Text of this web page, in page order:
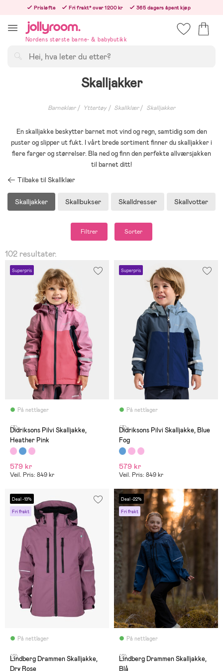
innehållet
Prisløfte Fri frakt* over 1200 kr
365 dagers åpent kjøp
Nordens største barne- & babybutikk
Skalljakker
Barneklær Yttertøy Skallklær Skalljakker
En skalljakke beskytter barnet mot vind og regn, samtidig som den
puster og slipper ut fukt. I vårt brede sortiment finner du skalljakker i
flere farger og størrelser. Bla ned og finn den perfekte allværsjakken
til barnet ditt!
Tilbake til Skallklær
Skalljakker Skallbukser Skalldresser Skallvotter
Filtrer Sorter
102 resultater.
Superpris
På nettlager
(3)
Didriksons Pilvi Skalljakke,
Heather Pink
579 kr
Veil. Pris: 849 kr
Superpris
På nettlager
(3)
Didriksons Pilvi Skalljakke, Blue
Fog
579 kr
Veil. Pris: 849 kr
Deal -19%
Fri frakt
På nettlager
(2)
Lindberg Drammen Skalljakke,
Dry Rose
Deal -22%
Fri frakt
På nettlager
(2)
Lindberg Drammen Skalljakke,
Blå